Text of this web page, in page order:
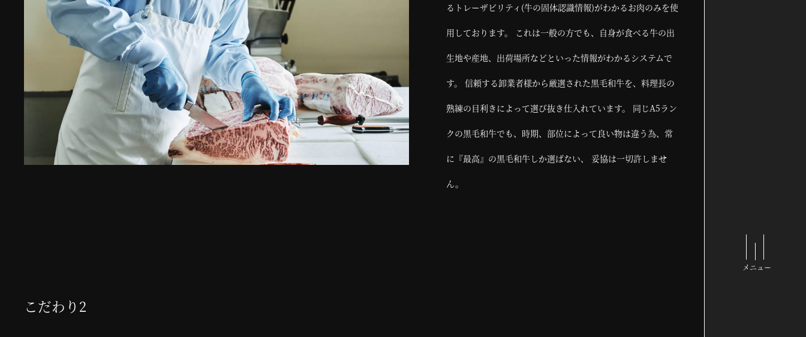
るトレーザビリティ(牛の固体認識情報)がわかるお肉のみを使
用しております。 これは一般の方でも、自身が食べる牛の出
生地や産地、出荷場所などといった情報がわかるシステムで
す。 信頼する卸業者様から厳選された黒毛和牛を、料理長の
熟練の目利きによって選び抜き仕入れています。 同じA5ラン
クの黒毛和牛でも、時期、部位によって良い物は違う為、常
に『最高』の黒毛和牛しか選ばない、 妥協は一切許しませ
ん。
こだわり2